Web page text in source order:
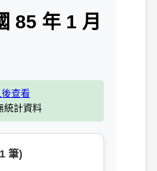
85 年 1 月
查看
統計資料
筆)